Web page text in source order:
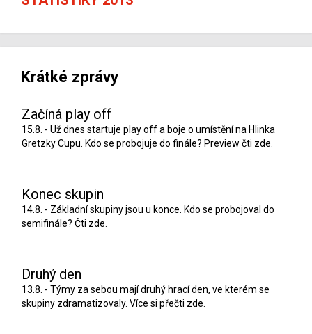
Krátké zprávy
Začíná play off
15.8. - Už dnes startuje play off a boje o umístění na Hlinka
Gretzky Cupu. Kdo se probojuje do finále? Preview čti zde
Konec skupin
14.8. - Základní skupiny jsou u konce. Kdo se probojoval do
semifinále? Čti zde.
Druhý den
13.8. - Týmy za sebou mají druhý hrací den, ve kterém se
skupiny zdramatizovaly. Více si přečti zde